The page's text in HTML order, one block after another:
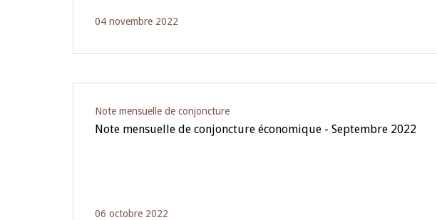
04 novembre 2022
Note mensuelle de conjoncture
Note mensuelle de conjoncture économique - Septembre 2022
06 octobre 2022